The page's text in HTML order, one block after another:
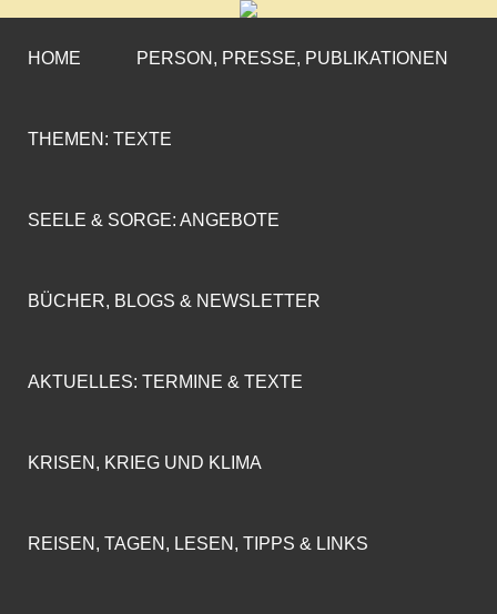
CORNELIA COENEN-
MARX
»ENGAGEMENT MIT PROFIL«
HOME PERSON, PRESSE, PUBLIKATIONEN
THEMEN: TEXTE
SEELE & SORGE: ANGEBOTE
BÜCHER, BLOGS & NEWSLETTER
AKTUELLES: TERMINE & TEXTE
KRISEN, KRIEG UND KLIMA
REISEN, TAGEN, LESEN, TIPPS & LINKS